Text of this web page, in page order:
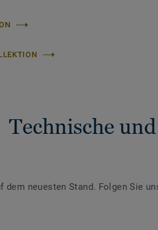
Technische
dem neuesten Stand. Folgen Sie